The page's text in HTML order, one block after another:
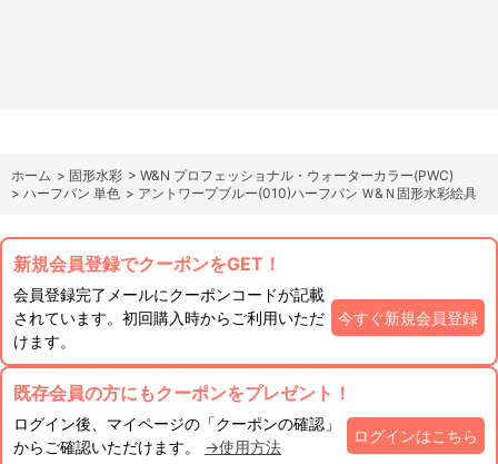
ホーム > 固形水彩 > W&N プロフェッショナル・ウォーターカラー(PWC)
> ハーフパン 単色 > アントワープブルー(010)ハーフパン Ｗ&Ｎ固形水彩絵具
新規会員登録でクーポンをGET！
会員登録完了メールにクーポンコードが記載
されています。初回購入時からご利用いただ
けます。
今すぐ新規会員登録
既存会員の方にもクーポンをプレゼント！
ログイン後、マイページの「クーポンの確認」
からご確認いただけます。 →使用方法
ログインはこちら